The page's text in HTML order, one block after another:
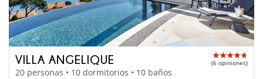
VILLA ANGELIQUE (6 opiniones)
20 personas • 10 dormitorios • 10 baños